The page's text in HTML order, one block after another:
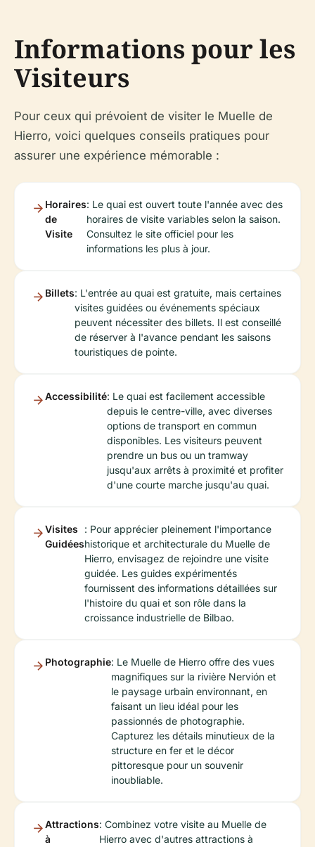
Informations pour les
Visiteurs
Pour ceux qui prévoient de visiter le Muelle de
Hierro, voici quelques conseils pratiques pour
assurer une expérience mémorable :
Horaires
de
Visite
: Le quai est ouvert toute l'année avec des
horaires de visite variables selon la saison.
Consultez le site officiel pour les
informations les plus à jour.
Billets: L'entrée au quai est gratuite, mais certaines
visites guidées ou événements spéciaux
peuvent nécessiter des billets. Il est conseillé
de réserver à l'avance pendant les saisons
touristiques de pointe.
Accessibilité: Le quai est facilement accessible
depuis le centre-ville, avec diverses
options de transport en commun
disponibles. Les visiteurs peuvent
prendre un bus ou un tramway
jusqu'aux arrêts à proximité et profiter
d'une courte marche jusqu'au quai.
Visites
Guidées
: Pour apprécier pleinement l'importance
historique et architecturale du Muelle de
Hierro, envisagez de rejoindre une visite
guidée. Les guides expérimentés
fournissent des informations détaillées sur
l'histoire du quai et son rôle dans la
croissance industrielle de Bilbao.
Photographie: Le Muelle de Hierro offre des vues
magnifiques sur la rivière Nervión et
le paysage urbain environnant, en
faisant un lieu idéal pour les
passionnés de photographie.
Capturez les détails minutieux de la
structure en fer et le décor
pittoresque pour un souvenir
inoubliable.
Attractions
à
: Combinez votre visite au Muelle de
Hierro avec d'autres attractions à